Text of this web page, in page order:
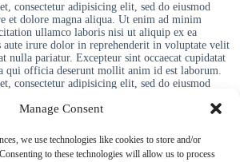
Manage Consent
we use technologies like cookies to store and/or
to these technologies will allow us to process
consectetur adipisicing elit, sed do eiusmod
et dolore magna aliqua. Ut enim ad minim
ullamco laboris nisi ut aliquip ex ea
aute irure dolor in reprehenderit in voluptate velit
nulla pariatur. Excepteur sint occaecat cupidatat
qui officia deserunt mollit anim id est laborum.
consectetur adipisicing elit, sed do eiusmod
et dolore magna aliqua. Ut enim ad minim
ullamco laboris nisi ut aliquip ex ea
nulla pariatur.